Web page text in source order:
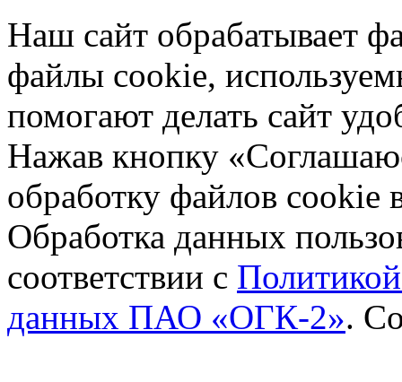
Наш сайт обрабатывает
файлы cookie,
помогают делать сайт
Нажав кнопку
обработку файлов cookie
Обработка данных
соответствии с
данных ПАО «ОГК-2».